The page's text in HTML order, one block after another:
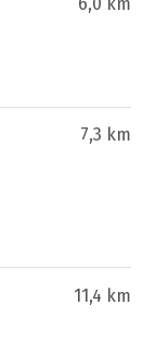
7,3 km
11,4 km